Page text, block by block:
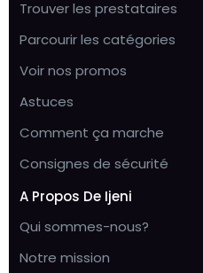
Trouver les prestataires
Parcourir les catégories
Voir nos promos
Astuces
Comment ça marche
Consignes de sécurité
A Propos De Ijeni
Qui sommes-nous?
Notre mission